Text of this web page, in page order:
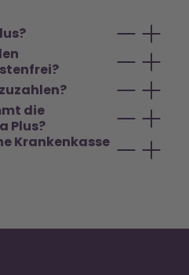
die
Plus?
Krankenkasse